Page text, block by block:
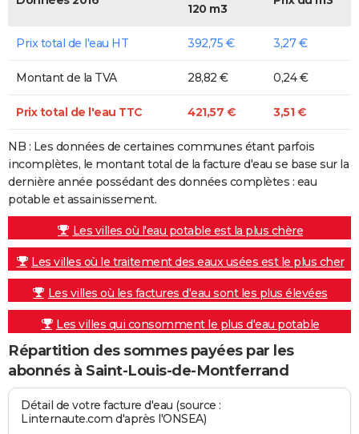
120 m3
Prix total de l'eau HT 392,75 € 3,27 €
Montant de la TVA 28,82 € 0,24 €
Prix total de l'eau TTC 421,57 € 3,51 €
NB : Les données de certaines communes étant parfois
incomplètes, le montant total de la facture d'eau se base sur la
dernière année possédant des données complètes : eau
potable et assainissement.
Les villes où l'eau potable est la plus chère
Les villes où le traitement des eaux usées est le plus cher
Les villes où les factures d'eau sont les plus élevées
Les villes qui consomment le plus d'eau potable
Répartition des sommes payées par les
abonnés à Saint-Louis-de-Montferrand
Détail de votre facture d'eau (source :
Linternaute.com d'après l'ONSEA)